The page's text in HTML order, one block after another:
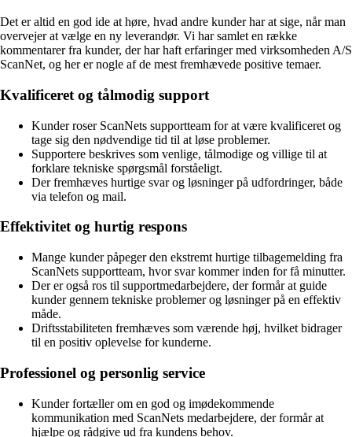
Det er altid en god ide at høre, hvad andre kunder har at sige, når man
overvejer at vælge en ny leverandør. Vi har samlet en række
kommentarer fra kunder, der har haft erfaringer med virksomheden A/S
ScanNet, og her er nogle af de mest fremhævede positive temaer.
Kvalificeret og tålmodig support
Kunder roser ScanNets supportteam for at være kvalificeret og
tage sig den nødvendige tid til at løse problemer.
Supportere beskrives som venlige, tålmodige og villige til at
forklare tekniske spørgsmål forståeligt.
Der fremhæves hurtige svar og løsninger på udfordringer, både
via telefon og mail.
Effektivitet og hurtig respons
Mange kunder påpeger den ekstremt hurtige tilbagemelding fra
ScanNets supportteam, hvor svar kommer inden for få minutter.
Der er også ros til supportmedarbejdere, der formår at guide
kunder gennem tekniske problemer og løsninger på en effektiv
måde.
Driftsstabiliteten fremhæves som værende høj, hvilket bidrager
til en positiv oplevelse for kunderne.
Professionel og personlig service
Kunder fortæller om en god og imødekommende
kommunikation med ScanNets medarbejdere, der formår at
hjælpe og rådgive ud fra kundens behov.